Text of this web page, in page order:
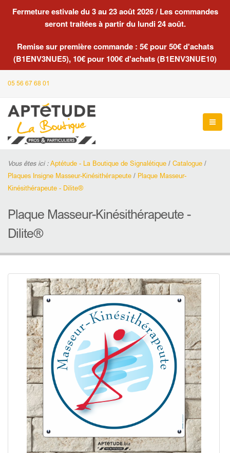
Fermeture estivale du 3 au 23 août 2026 / Les commandes
seront traitées à partir du lundi 24 août.
Remise sur première commande : 5€ pour 50€ d'achats
(B1ENV3NUE5), 10€ pour 100€ d'achats (B1ENV3NUE10)
05 56 67 68 01
Vous êtes ici :Aptétude - La Boutique de Signalétique / Catalogue /
Plaques Insigne Masseur-Kinésithérapeute / Plaque Masseur-
Kinésithérapeute - Dilite®
Plaque Masseur-Kinésithérapeute -
Dilite®